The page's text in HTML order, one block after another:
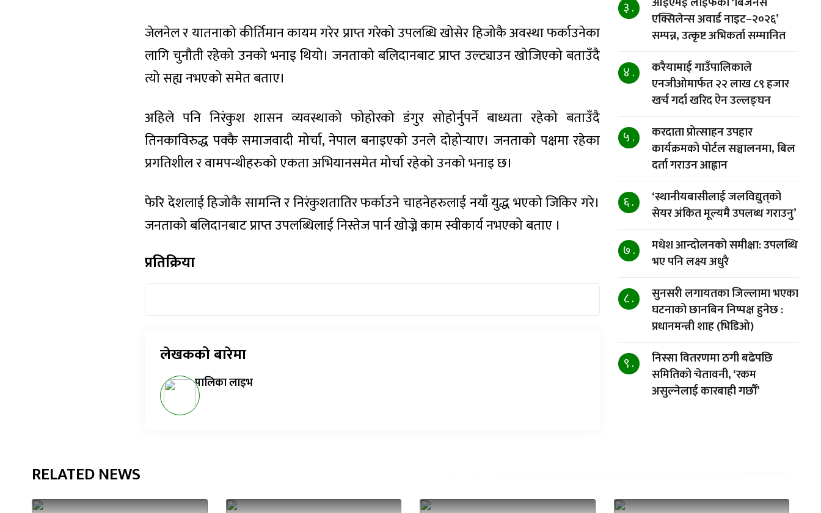
जेलनेल र यातनाको कीर्तिमान कायम गरेर प्राप्त गरेको उपलब्धि खोसेर हिजोकै अवस्था फर्काउनेका
लागि चुनौती रहेको उनको भनाइ थियो। जनताको बलिदानबाट प्राप्त उल्ट्याउन खोजिएको बताउँदै
त्यो सह्य नभएको समेत बताए।
अहिले पनि निरंकुश शासन व्यवस्थाको फोहोरको डंगुर सोहोर्नुपर्ने बाध्यता रहेको बताउँदै
तिनकाविरुद्ध पक्कै समाजवादी मोर्चा, नेपाल बनाइएको उनले दोहोर्‍याए। जनताको पक्षमा रहेका
प्रगतिशील र वामपन्थीहरुको एकता अभियानसमेत मोर्चा रहेको उनको भनाइ छ।
फेरि देशलाई हिजोकै सामन्ति र निरंकुशतातिर फर्काउने चाहनेहरुलाई नयाँ युद्ध भएको जिकिर गरे।
जनताको बलिदानबाट प्राप्त उपलब्धिलाई निस्तेज पार्न खोज्ने काम स्वीकार्य नभएको बताए ।
प्रतिक्रिया
लेखकको बारेमा
पालिका लाइभ
३ .
एक्सिलेन्स अवार्ड नाइट–२०२६’
सम्पन्न, उत्कृष्ट अभिकर्ता सम्मानित
४ .
करैयामाई गाउँपालिकाले
एनजीओमार्फत २२ लाख ८९ हजार
खर्च गर्दा खरिद ऐन उल्लङ्घन
५ .
करदाता प्रोत्साहन उपहार
कार्यक्रमको पोर्टल सञ्चालनमा, बिल
दर्ता गराउन आह्वान
६ .
‘स्थानीयबासीलाई जलविद्युत्‌को
सेयर अंकित मूल्यमै उपलब्ध गराउनु’
७ .
मधेश आन्दोलनको समीक्षा: उपलब्धि
भए पनि लक्ष्य अधुरै
८ .
सुनसरी लगायतका जिल्लामा भएका
घटनाको छानबिन निष्पक्ष हुनेछ :
प्रधानमन्त्री शाह (भिडिओ)
९ .
निस्सा वितरणमा ठगी बढेपछि
समितिको चेतावनी, ‘रकम
असुल्नेलाई कारबाही गर्छाैं’
RELATED NEWS